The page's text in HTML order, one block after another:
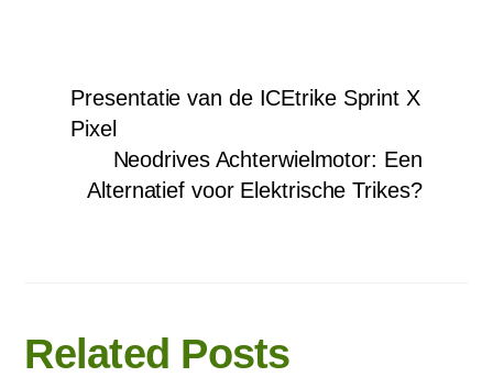
Presentatie van de ICEtrike Sprint X
Pixel
Neodrives Achterwielmotor: Een
Alternatief voor Elektrische Trikes?
Related Posts